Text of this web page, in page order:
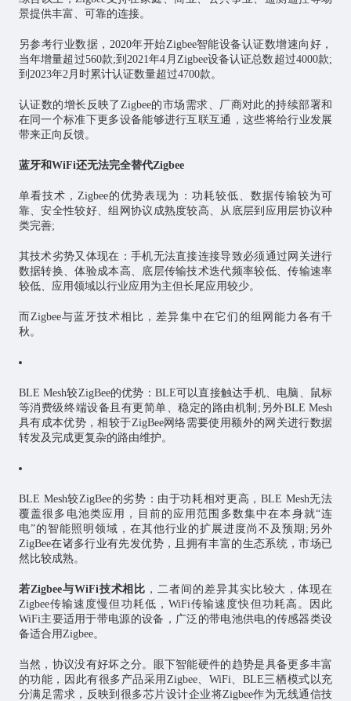
景提供丰富、可靠的连接。
另参考行业数据，2020年开始Zigbee智能设备认证数增速向好，
当年增量超过560款;到2021年4月Zigbee设备认证总数超过4000款;
到2023年2月时累计认证数量超过4700款。
认证数的增长反映了Zigbee的市场需求、厂商对此的持续部署和
在同一个标准下更多设备能够进行互联互通，这些将给行业发展
带来正向反馈。
蓝牙和WiFi还无法完全替代Zigbee
单看技术，Zigbee的优势表现为：功耗较低、数据传输较为可
靠、安全性较好、组网协议成熟度较高、从底层到应用层协议种
类完善;
其技术劣势又体现在：手机无法直接连接导致必须通过网关进行
数据转换、体验成本高、底层传输技术迭代频率较低、传输速率
较低、应用领域以行业应用为主但长尾应用较少。
而Zigbee与蓝牙技术相比，差异集中在它们的组网能力各有千
秋。
BLE Mesh较ZigBee的优势：BLE可以直接触达手机、电脑、鼠标
等消费级终端设备且有更简单、稳定的路由机制;另外BLE Mesh
具有成本优势，相较于ZigBee网络需要使用额外的网关进行数据
转发及完成更复杂的路由维护。
BLE Mesh较ZigBee的劣势：由于功耗相对更高，BLE Mesh无法
覆盖很多电池类应用，目前的应用范围多数集中在本身就“连
电”的智能照明领域，在其他行业的扩展进度尚不及预期;另外
ZigBee在诸多行业有先发优势，且拥有丰富的生态系统，市场已
然比较成熟。
若Zigbee与WiFi技术相比 ，二者间的差异其实比较大，体现在
Zigbee传输速度慢但功耗低，WiFi传输速度快但功耗高。因此
WiFi主要适用于带电源的设备，广泛的带电池供电的传感器类设
备适合用Zigbee。
当然，协议没有好坏之分。眼下智能硬件的趋势是具备更多丰富
的功能，因此有很多产品采用Zigbee、WiFi、BLE三栖模式以充
分满足需求，反映到很多芯片设计企业将Zigbee作为无线通信技